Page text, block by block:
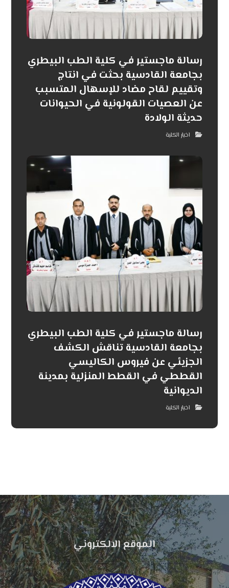
رسالة ماجستير في كلية الطب البيطري
بجامعة القادسية بحثت في انتاج
وتقييم لقاح مضاد للإسهال المتسبب
عن العصيات القولونية في الحيوانات
حديثة الولادة
اخبار الكلية
رسالة ماجستير في كلية الطب البيطري
بجامعة القادسية تناقش الكشف
الجزيئي عن فيروس الكاليسي
القططي في القطط المنزلية بمدينة
الديوانية
اخبار الكلية
الموقع الالكتروني